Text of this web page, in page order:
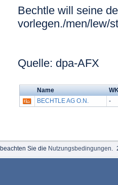
Bechtle will seine
vorlegen./men/lew/
Quelle: dpa-AFX
Name
BECHTLE AG O.N.
-
Sie die Nutzungsbedingungen.